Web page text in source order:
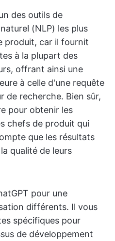
des outils de
(NLP) les plus
produit, car il fournit
à la plupart des
offrant ainsi une
à celle d'une requête
de recherche. Bien sûr,
pour obtenir les
chefs de produit qui
que les résultats
qualité de leurs
pour une
différents. Il vous
spécifiques pour
de développement